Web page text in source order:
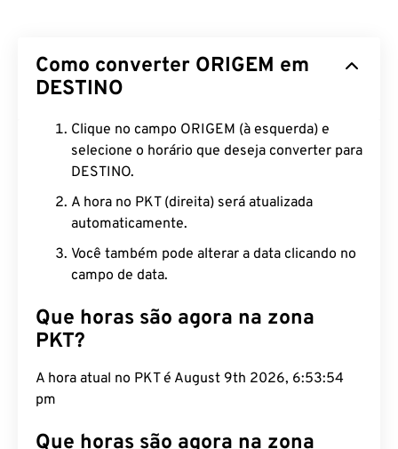
Como converter ORIGEM em
DESTINO
Clique no campo ORIGEM (à esquerda) e
selecione o horário que deseja converter para
DESTINO.
A hora no PKT (direita) será atualizada
automaticamente.
Você também pode alterar a data clicando no
campo de data.
Que horas são agora na zona
PKT?
A hora atual no PKT é August 9th 2026, 6:53:55
pm
Que horas são agora na zona